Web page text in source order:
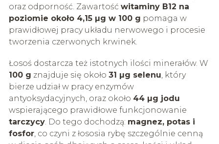
oraz odporność. Zawartość witaminy B12 na
poziomie około 4,15 µg w 100 g pomaga w
prawidłowej pracy układu nerwowego i procesie
tworzenia czerwonych krwinek.
Łosoś dostarcza też istotnych ilości minerałów. W
100 g znajduje się około 31 µg selenu, który
bierze udział w pracy enzymów
antyoksydacyjnych, oraz około 44 µg jodu
wspierającego prawidłowe funkcjonowanie
tarczycy. Do tego dochodzą: magnez, potas i
fosfor, co czyni z łososia rybę szczególnie cenną